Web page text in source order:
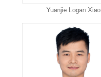
Yuanjie Logan Xiao